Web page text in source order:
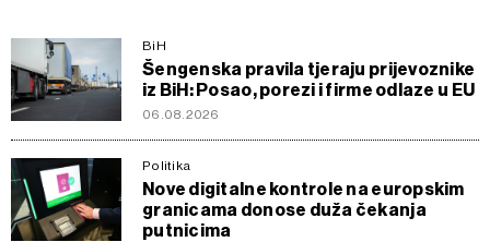
BiH
Šengenska pravila tjeraju prijevoznike
iz BiH: Posao, porezi i firme odlaze u EU
06.08.2026
Politika
Nove digitalne kontrole na europskim
granicama donose duža čekanja
putnicima